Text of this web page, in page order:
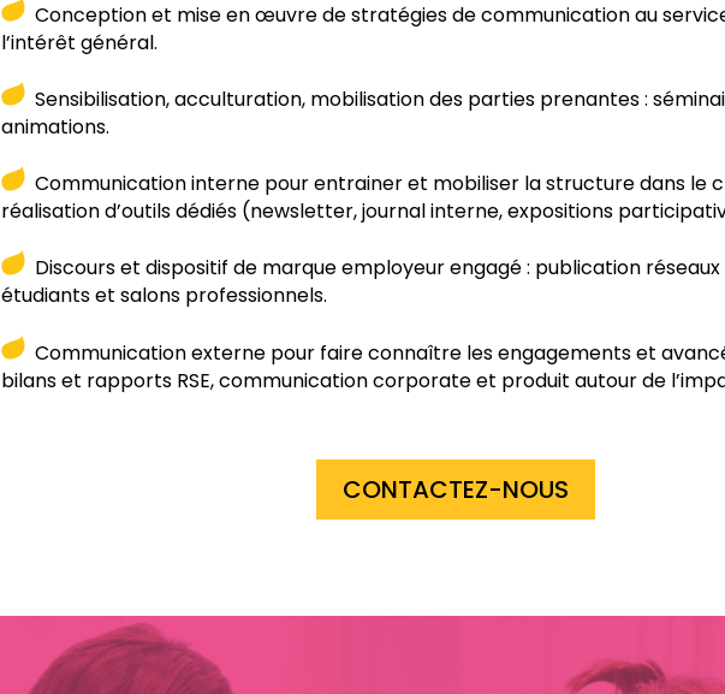
Conception et mise en œuvre de stratégies de communication au
l’intérêt général.
Sensibilisation, acculturation, mobilisation des parties prenantes :
animations.
Communication interne pour entrainer et mobiliser la structure dans le
réalisation d’outils dédiés (newsletter, journal interne, expositions
Discours et dispositif de marque employeur engagé : publication
étudiants et salons professionnels.
Communication externe pour faire connaître les engagements et
bilans et rapports RSE, communication corporate et produit autour de
CONTACTEZ-NOUS